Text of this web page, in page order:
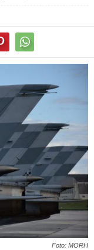
Foto: MORH